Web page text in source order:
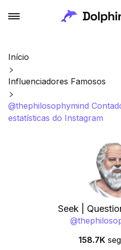
Início
Influenciadores Famosos
@thephilosophymind
estatísticas do Instagram
Seek |
@
158.7K